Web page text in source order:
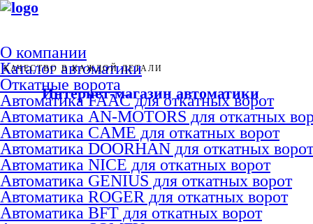
Интернет-магазин автоматики
КАЧЕСТВО В КАЖДОЙ ДЕТАЛИ
О компании
Каталог автоматики
Откатные ворота
Автоматика FAAC для откатных ворот
Автоматика AN-MOTORS для откатных
Автоматика CAME для откатных ворот
Автоматика DOORHAN для откатных ворот
Автоматика NICE для откатных ворот
Автоматика GENIUS для откатных ворот
Автоматика ROGER для откатных ворот
Автоматика BFT для откатных ворот